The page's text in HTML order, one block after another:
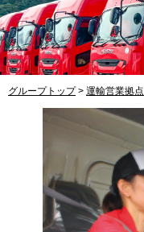
グループトップ> 運輸営業拠点